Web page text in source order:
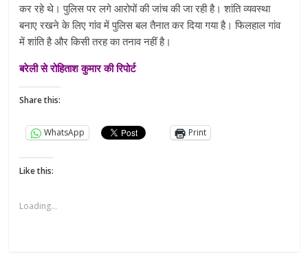
कर रहे थे। पुलिस पर लगे आरोपों की जांच की जा रही है। शांति व्यवस्था
बनाए रखने के लिए गांव में पुलिस बल तैनात कर दिया गया है। फिलहाल गांव
में शांति है और किसी तरह का तनाव नहीं है।
बरेली से रोहिताश कुमार की रिपोर्ट
Share this:
WhatsApp Print
Like this:
Loading...